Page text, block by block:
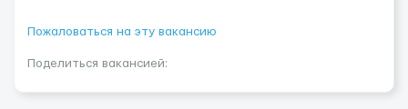
Пожаловаться на эту вакансию
Поделиться вакансией: